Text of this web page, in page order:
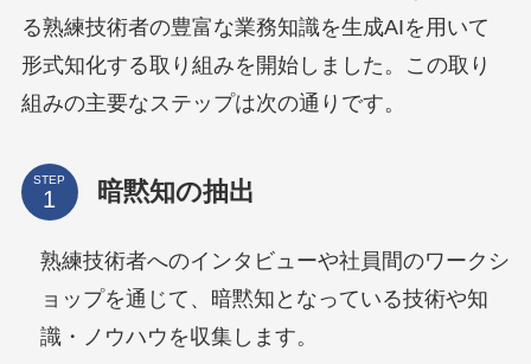
る熟練技術者の豊富な業務知識を生成AIを用いて
形式知化する取り組みを開始しました。この取り
組みの主要なステップは次の通りです。
STEP 暗黙知の抽出
熟練技術者へのインタビューや社員間のワークシ
ョップを通じて、暗黙知となっている技術や知
識・ノウハウを収集します。